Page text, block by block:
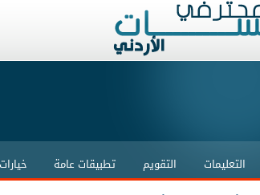
التعليمات التقويم تطبيقات عامة